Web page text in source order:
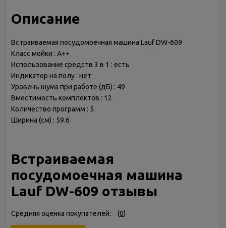
Описание
Встраиваемая посудомоечная машина Lauf DW-609
Класс мойки : A++
Использование средств 3 в 1 : есть
Индикатор на полу : нет
Уровень шума при работе (дБ) : 49
Вместимость комплектов : 12
Количество программ : 5
Ширина (см) : 59.6
Встраиваемая
посудомоечная машина
Lauf DW-609 отзывы
Средняя оценка покупателей: (0)